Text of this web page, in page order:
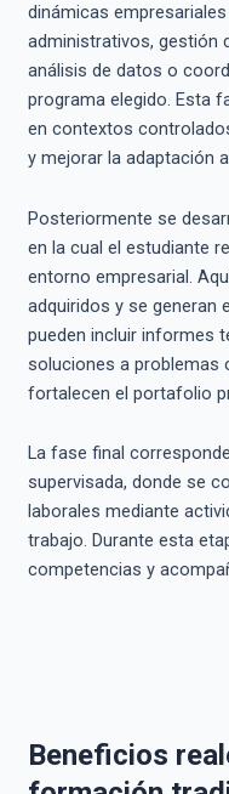
dinámicas
administrativos, gestión
análisis de datos o
programa elegido. Esta
en contextos
y mejorar la adaptación
Posteriormente se
en la cual el estudiante
entorno empresarial.
adquiridos y se generan
pueden incluir informes
soluciones a problemas
fortalecen el portafolio
La fase final
supervisada, donde se
laborales mediante
trabajo. Durante esta
competencias y
Beneficios